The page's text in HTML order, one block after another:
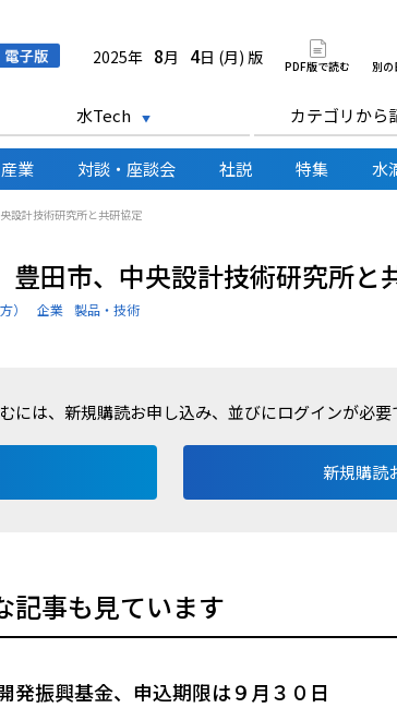
日本水道新聞 電子版
2025年 8月 4日 (月) 版 PDF版で読む 別
水Tech カテゴリから
産業 対談・座談会 社説 特集 水
設計技術研究所と共研協定
田市、中央設計技術研究所と
） 企業 製品・技術
には、新規購読お申し込み、並びにログインが必要
新規購読
記事も見ています
振興基金、申込期限は９月３０日